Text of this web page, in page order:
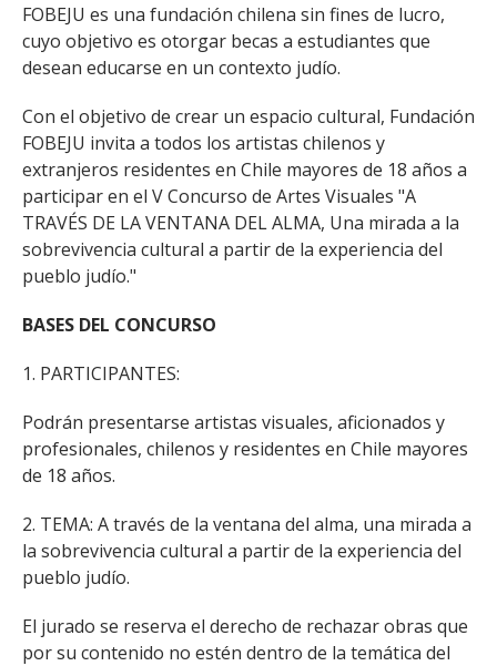
FOBEJU es una fundación chilena sin fines de lucro,
cuyo objetivo es otorgar becas a estudiantes que
desean educarse en un contexto judío.
Con el objetivo de crear un espacio cultural, Fundación
FOBEJU invita a todos los artistas chilenos y
extranjeros residentes en Chile mayores de 18 años a
participar en el V Concurso de Artes Visuales "A
TRAVÉS DE LA VENTANA DEL ALMA, Una mirada a la
sobrevivencia cultural a partir de la experiencia del
pueblo judío."
BASES DEL CONCURSO
1. PARTICIPANTES:
Podrán presentarse artistas visuales, aficionados y
profesionales, chilenos y residentes en Chile mayores
de 18 años.
2. TEMA: A través de la ventana del alma, una mirada a
la sobrevivencia cultural a partir de la experiencia del
pueblo judío.
El jurado se reserva el derecho de rechazar obras que
por su contenido no estén dentro de la temática del